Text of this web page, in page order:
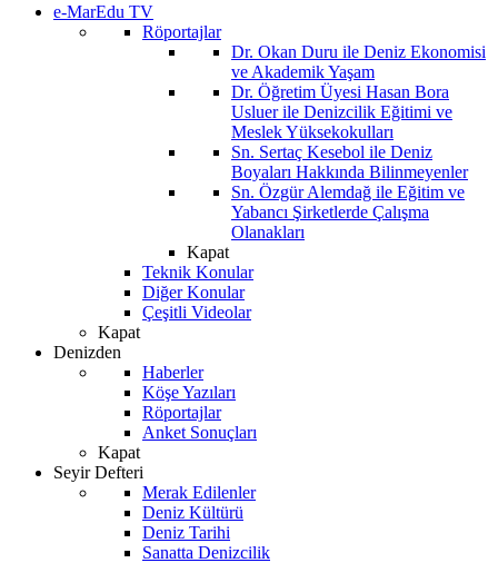
e-MarEdu TV
Röportajlar
Dr. Okan Duru ile Deniz Ekonomisi
ve Akademik Yaşam
Dr. Öğretim Üyesi Hasan Bora
Usluer ile Denizcilik Eğitimi ve
Meslek Yüksekokulları
Sn. Sertaç Kesebol ile Deniz
Boyaları Hakkında Bilinmeyenler
Sn. Özgür Alemdağ ile Eğitim ve
Yabancı Şirketlerde Çalışma
Olanakları
Kapat
Teknik Konular
Diğer Konular
Çeşitli Videolar
Kapat
Denizden
Haberler
Köşe Yazıları
Röportajlar
Anket Sonuçları
Kapat
Seyir Defteri
Merak Edilenler
Deniz Kültürü
Deniz Tarihi
Sanatta Denizcilik